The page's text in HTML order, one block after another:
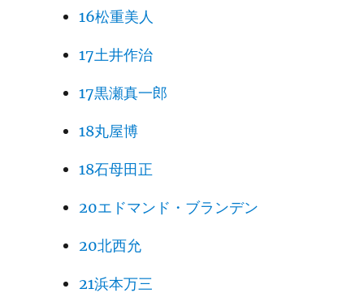
16松重美人
17土井作治
17黒瀬真一郎
18丸屋博
18石母田正
20エドマンド・ブランデン
20北西允
21浜本万三